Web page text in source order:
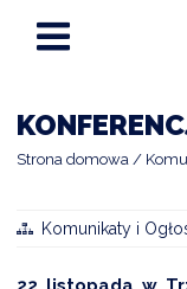
Strona domowa
Komunikaty i